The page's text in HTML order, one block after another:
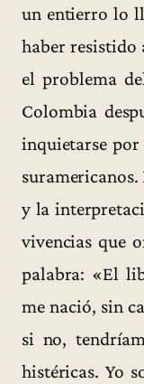
un entierro lo
haber resistido
el problema
Colombia
inquietarse
y la
vivencias que
palabra: «El
me nació, sin
si no,
histéricas. Yo